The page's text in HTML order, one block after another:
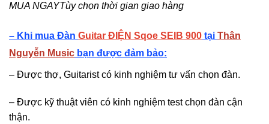
MUA NGAYTùy chọn thời gian giao hàng
– Khi mua Đàn Guitar ĐIỆN Sqoe SEIB 900 tại Thân
Nguyễn Music bạn được đảm bảo:
– Được thợ, Guitarist có kinh nghiệm tư vấn chọn đàn.
– Được kỹ thuật viên có kinh nghiệm test chọn đàn cận
thận.